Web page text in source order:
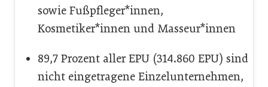
sowie Fußpfleger*innen,
Kosmetiker*innen und Masseur*innen
89,7 Prozent aller EPU (314.860 EPU) sind
nicht eingetragene Einzelunternehmen,